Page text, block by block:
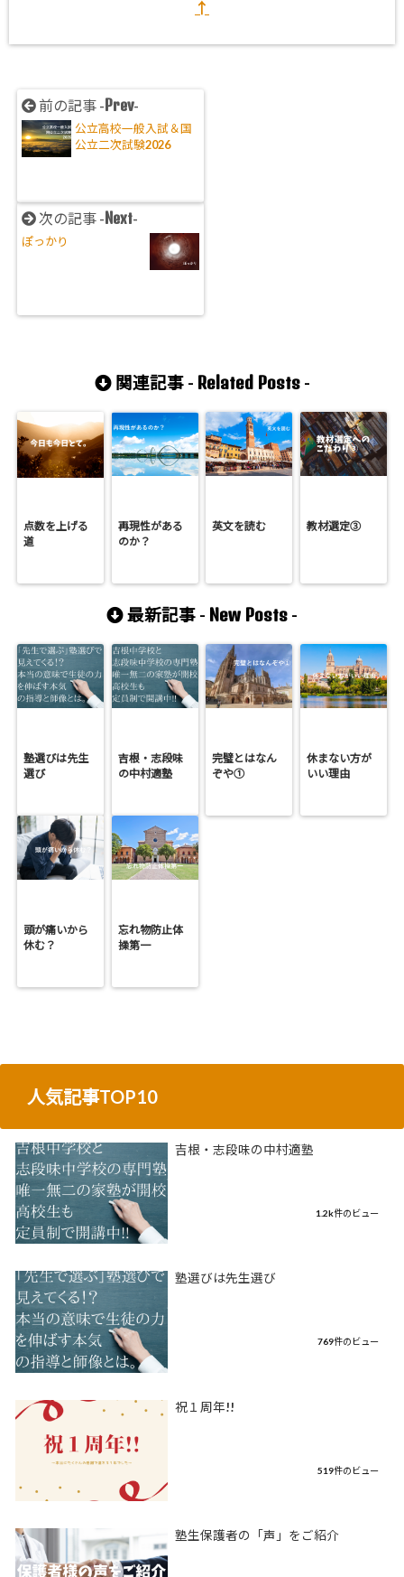
↑
前の記事 -Prev-
公立高校一般入試＆国
公立二次試験2026
次の記事 -Next-
ぽっかり
関連記事 - Related Posts-
点数を上げる
道
再現性がある
のか？
英文を読む 教材選定③
最新記事 - New Posts -
塾選びは先生
選び
吉根・志段味
の中村適塾
完璧とはなん
ぞや①
休まない方が
いい理由
頭が痛いから
休む？
忘れ物防止体
操第一
人気記事TOP10
吉根・志段味の中村適塾
1.2k件のビュー
塾選びは先生選び
769件のビュー
祝１周年!!
519件のビュー
塾生保護者の「声」をご紹介